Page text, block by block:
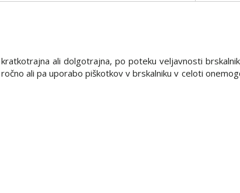
ali dolgotrajna, po poteku veljavnosti
ali pa uporabo piškotkov v brskalniku v celoti